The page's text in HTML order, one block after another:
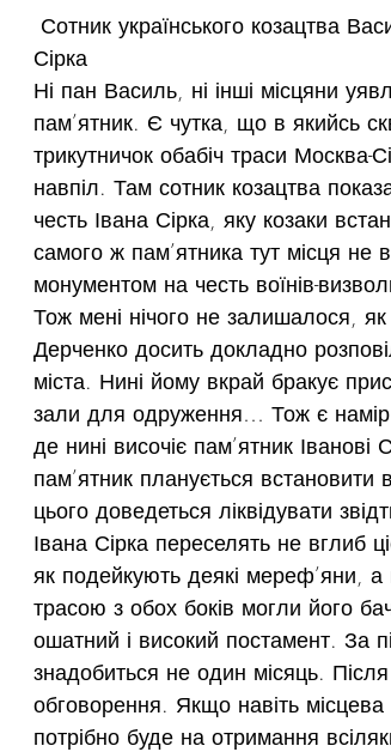
Сірка
Ні пан Василь, ні інші місцяни
пам’ятник. Є чутка, що в якийсь
трикутничок обабіч траси
навпіл. Там сотник козацтва
честь Івана Сірка, яку козаки
самого ж пам’ятника тут місця не
монументом на честь воїнів-
Тож мені нічого не залишалося, як
Дерченко досить докладно
міста. Нині йому вкрай бракує
зали для одруження… Тож є намір
де нині височіє пам’ятник
пам’ятник планується встановити
цього доведеться ліквідувати
Івана Сірка переселять не вглиб
як подейкують деякі мереф’яни,
трасою з обох боків могли його
ошатний і високий постамент. За
знадобиться не один місяць.
обговорення. Якщо навіть
потрібно буде на отримання